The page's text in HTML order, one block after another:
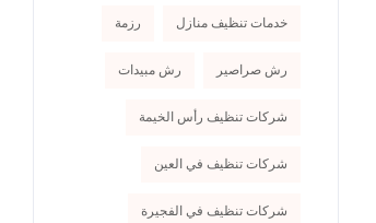
خدمات تنظيف منازل رزمة
رش صراصير رش مبيدات
شركات تنظيف رأس الخيمة
شركات تنظيف في العين
شركات تنظيف في الفجيرة